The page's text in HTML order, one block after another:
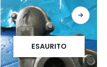
ESAURITO